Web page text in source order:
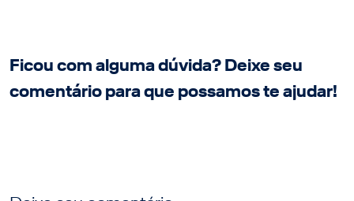
Ficou com alguma dúvida? Deixe seu
comentário para que possamos te ajudar!